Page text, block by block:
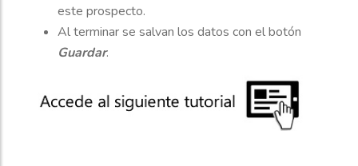
este prospecto.
Al terminar se salvan los datos con el botón
Guardar.